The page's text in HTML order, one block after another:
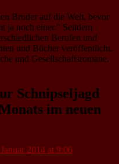
Bruder auf die Welt, bevor
ja noch einer." Seitdem
Berufen und
und Bücher veröffentlicht.
und Gesellschaftsromane.
Schnipseljagd
im neuen
2014 at 9:06